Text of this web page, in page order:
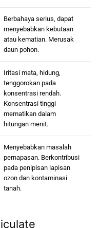
Berbahaya serius, dapat
menyebabkan kebutaan
atau kematian. Merusak
daun pohon.
Iritasi mata, hidung,
tenggorokan pada
konsentrasi rendah.
Konsentrasi tinggi
mematikan dalam
hitungan menit.
Menyebabkan masalah
pernapasan. Berkontribusi
pada penipisan lapisan
ozon dan kontaminasi
tanah.